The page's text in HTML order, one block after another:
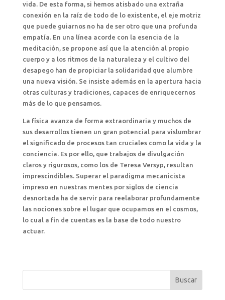
vida. De esta forma, si hemos atisbado una extraña
conexión en la raíz de todo de lo existente, el eje motriz
que puede guiarnos no ha de ser otro que una profunda
empatía. En una línea acorde con la esencia de la
meditación, se propone así que la atención al propio
cuerpo y a los ritmos de la naturaleza y el cultivo del
desapego han de propiciar la solidaridad que alumbre
una nueva visión. Se insiste además en la apertura hacia
otras culturas y tradiciones, capaces de enriquecernos
más de lo que pensamos.
La física avanza de forma extraordinaria y muchos de
sus desarrollos tienen un gran potencial para vislumbrar
el significado de procesos tan cruciales como la vida y la
conciencia. Es por ello, que trabajos de divulgación
claros y rigurosos, como los de Teresa Versyp, resultan
imprescindibles. Superar el paradigma mecanicista
impreso en nuestras mentes por siglos de ciencia
desnortada ha de servir para reelaborar profundamente
las nociones sobre el lugar que ocupamos en el cosmos,
lo cual a fin de cuentas es la base de todo nuestro
actuar.
Buscar